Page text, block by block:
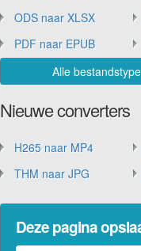
ODS naar XLSX
PDF naar EPUB
Alle
Nieuwe converters
H265 naar MP4
THM naar JPG
Deze pagina